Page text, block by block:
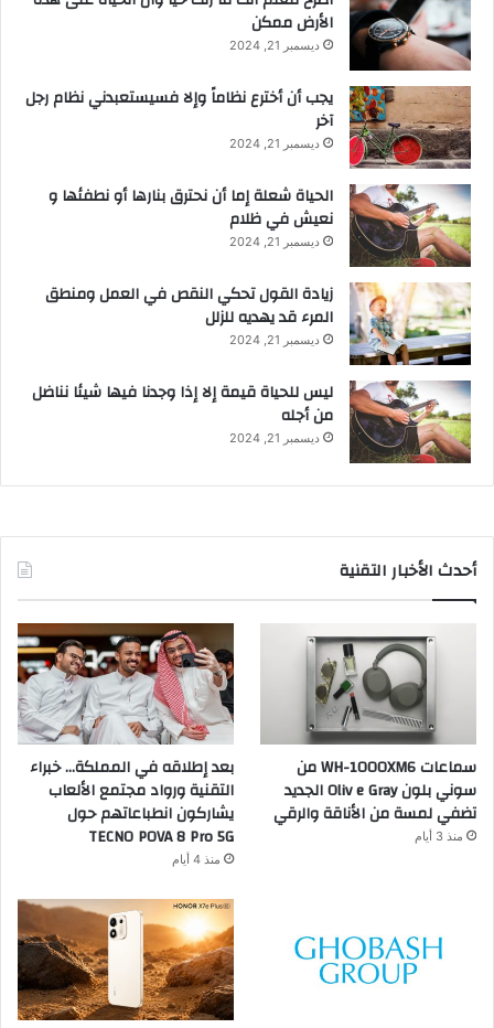
الأرض ممكن
ديسمبر 21, 2024
يجب أن أخترع نظاماً وإلا فسيستعبدني نظام رجل
آخر
ديسمبر 21, 2024
الحياة شعلة إما أن نحترق بنارها أو نطفئها و
نعيش في ظلام
ديسمبر 21, 2024
زيادة القول تحكي النقص في العمل ومنطق
المرء قد يهديه للزلل
ديسمبر 21, 2024
ليس للحياة قيمة إلا إذا وجدنا فيها شيئا نناضل
من أجله
ديسمبر 21, 2024
أحدث الأخبار التقنية
سماعات WH-1000XM6 من
سوني بلون Oliv e Gray الجديد
تضفي لمسة من الأناقة والرقي
منذ 3 أيام
بعد إطلاقه في المملكة… خبراء
التقنية ورواد مجتمع الألعاب
يشاركون انطباعاتهم حول
TECNO POVA 8 Pro 5G
منذ 4 أيام